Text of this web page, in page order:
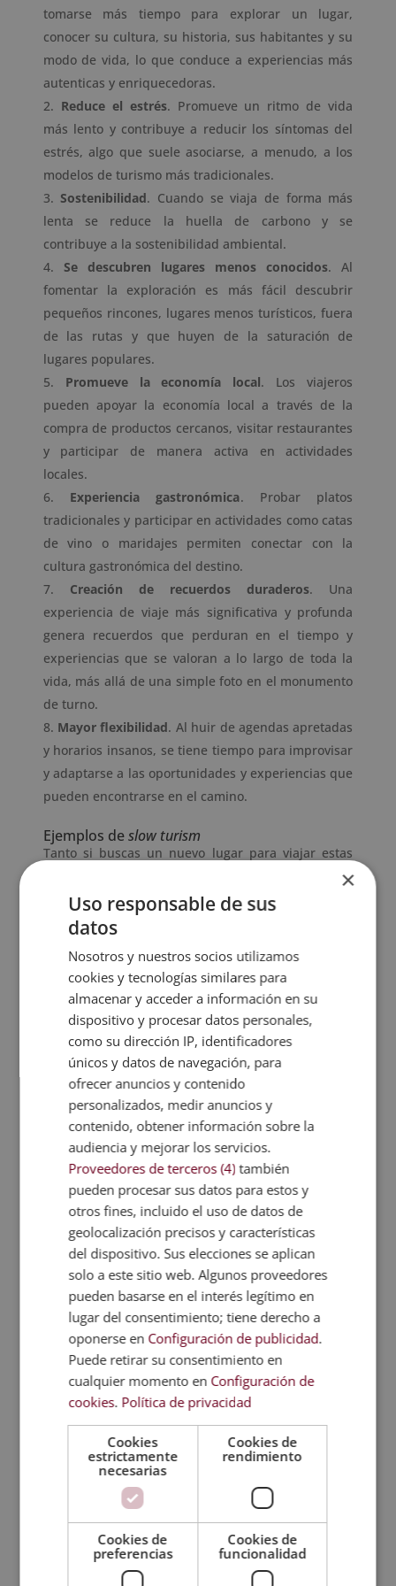
tomarse más tiempo para explorar un lugar,
conocer su cultura, su historia, sus habitantes y su
modo de vida, lo que conduce a experiencias más
autenticas y enriquecedoras.
Reduce el estrés. Promueve un ritmo de vida
más lento y contribuye a reducir los síntomas del
estrés, algo que suele asociarse, a menudo, a los
modelos de turismo más tradicionales.
Sostenibilidad. Cuando se viaja de forma más
lenta se reduce la huella de carbono y se
contribuye a la sostenibilidad ambiental.
Se descubren lugares menos conocidos. Al
fomentar la exploración es más fácil descubrir
pequeños rincones, lugares menos turísticos, fuera
de las rutas y que huyen de la saturación de
lugares populares.
Promueve la economía local. Los viajeros
pueden apoyar la economía local a través de la
compra de productos cercanos, visitar restaurantes
y participar de manera activa en actividades
locales.
Experiencia gastronómica. Probar platos
tradicionales y participar en actividades como catas
de vino o maridajes permiten conectar con la
cultura gastronómica del destino.
Creación de recuerdos duraderos. Una
experiencia de viaje más significativa y profunda
genera recuerdos que perduran en el tiempo y
experiencias que se valoran a lo largo de toda la
vida, más allá de una simple foto en el monumento
de turno.
Mayor flexibilidad. Al huir de agendas apretadas
y horarios insanos, se tiene tiempo para improvisar
y adaptarse a las oportunidades y experiencias que
pueden encontrarse en el camino.
Ejemplos deslow turism
Tanto si buscas un nuevo lugar para viajar estas
vacaciones como si quieres inspirarte para adaptar
tu negocio a las nuevas tendencias, estos
slow turismte servirán de inspiración:
. Estas islas canarias están
reconocidas como uno de los mejores destinos
turísticosslow , con decenas de puntos de buceo,
paisajes submarinos únicos, gran atractivo
ecoturístico, gastronomía y tradiciones.
Camino de Santiago. Es una de las rutas de
peregrinación más famosas y antiguas del
mundo. Esta experiencia cultural es la opción de
muchos peregrinos que buscan encontrarse a sí
mismos, conectar con la naturaleza y vivir una
auténtica experiencia cultural.
Ribeira Sacra. Es una de las zonas con mayores
concentraciones de arte Románico de toda
Europa, y uno de los pocos lugares del planeta en
el que se practica la viticultura heroica.
Monfragüe. Este parque nacional extremeño
permite ver algunas de las aves más
emblemáticas de Europa y, de noche, es uno de
los mejores lugares para ver las estrellas; la Vía
Láctea desde allí es un espectáculo imperdible y
hay diferentes observatorios desde dónde
hacerlo.
Ruta del Quijote. Esta ruta turística comprende
las localidades del interior de España y Castilla
en las que vivió, creció y escribió Cervantes. A
través del recorrido pueden visitarse lugares
emblemáticos de su trayectoria y visitar Castilla al
×
Uso responsable de sus
datos
Nosotros y nuestros socios utilizamos
cookies y tecnologías similares para
almacenar y acceder a información en su
dispositivo y procesar datos personales,
como su dirección IP, identificadores
únicos y datos de navegación, para
ofrecer anuncios y contenido
personalizados, medir anuncios y
contenido, obtener información sobre la
audiencia y mejorar los servicios.
Proveedores de terceros (4) también
pueden procesar sus datos para estos y
otros fines, incluido el uso de datos de
geolocalización precisos y características
del dispositivo. Sus elecciones se aplican
solo a este sitio web. Algunos proveedores
pueden basarse en el interés legítimo en
lugar del consentimiento; tiene derecho a
oponerse en Configuración de publicidad.
Puede retirar su consentimiento en
cualquier momento en Configuración de
cookies. Política de privacidad
Cookies
estrictamente
necesarias
Cookies de
rendimiento
Cookies de
preferencias
Cookies de
funcionalidad